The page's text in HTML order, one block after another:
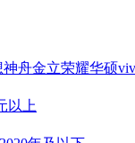
神舟金立荣耀华硕
以上